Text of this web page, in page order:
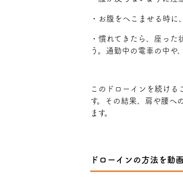
・お腹をへこませる時に
・慣れてきたら、座った
う。通勤中の電車の中や
このドローインを続ける
す。その結果、肩や腰へ
ます。
ドローインの方法を動